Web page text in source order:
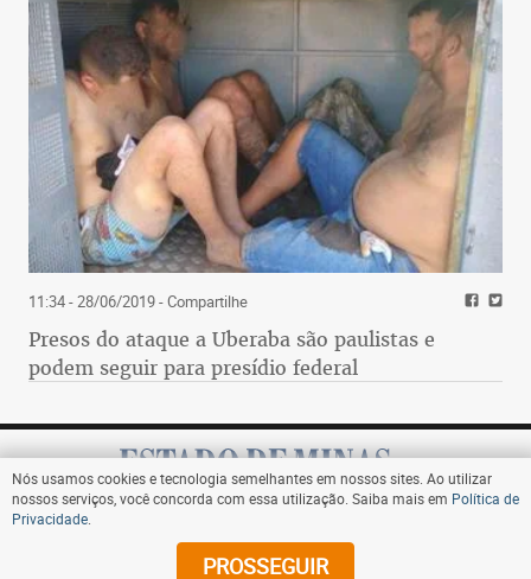
11:34 - 28/06/2019- Compartilhe
Presos do ataque a Uberaba são paulistas e
podem seguir para presídio federal
Assine
Nós usamos cookies e tecnologia semelhantes em nossos sites. Ao utilizar
nossos serviços, você concorda com essa utilização. Saiba mais em Política de
Privacidade
PROSSEGUIR